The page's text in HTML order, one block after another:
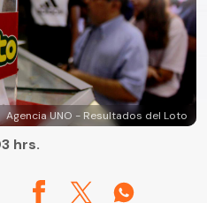
Agencia UNO - Resultados del Loto
hrs.